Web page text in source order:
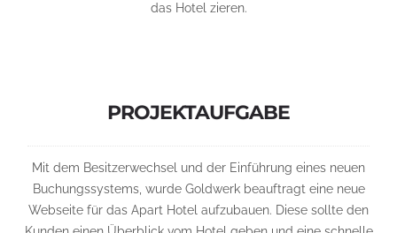
das Hotel zieren.
PROJEKTAUFGABE
Mit dem Besitzerwechsel und der Einführung eines neuen
Buchungssystems, wurde Goldwerk beauftragt eine neue
Webseite für das Apart Hotel aufzubauen. Diese sollte den